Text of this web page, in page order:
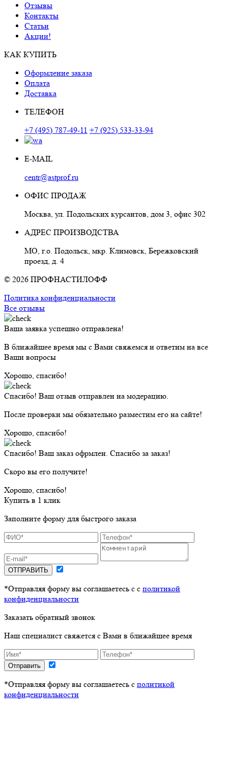
Отзывы
Контакты
Статьи
Акции!
КАК КУПИТЬ
Оформление заказа
Оплата
Доставка
ТЕЛЕФОН
+7 (495) 787-49-11 +7 (925) 533-33-94
E-MAIL
centr@astprof.ru
ОФИС ПРОДАЖ
Москва, ул. Подольских курсантов, дом 3, офис 302
АДРЕС ПРОИЗВОДСТВА
МО, г.о. Подольск, мкр. Климовск, Бережковский
проезд, д. 4
© 2026 ПРОФНАСТИЛОФФ
Политика конфиденциальности
Все отзывы
Ваша заявка успешно отправлена!
В ближайшее время мы с Вами свяжемся и ответим на все
Ваши вопросы
Хорошо, спасибо!
Спасибо! Ваш отзыв отправлен на модерацию.
После проверки мы обязательно разместим его на сайте!
Хорошо, спасибо!
Спасибо! Ваш заказ офрмлен. Спасибо за заказ!
Скоро вы его получите!
Хорошо, спасибо!
Купить в 1 клик
Заполните форму для быстрого заказа
ОТПРАВИТЬ
*Отправляя форму вы соглашаетесь с с политикой
конфиденциальности
Заказать обратный звонок
Наш специалист свяжется с Вами в ближайшее время
Отправить
*Отправляя форму вы соглашаетесь с политикой
конфиденциальности